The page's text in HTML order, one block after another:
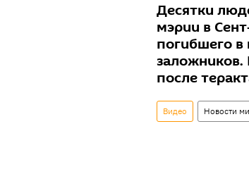
Десятки
мэрии в
погибшего в
заложников.
после
Видео Новости